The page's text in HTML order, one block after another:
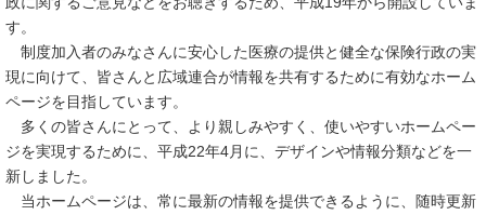
す。
制度加入者のみなさんに安心した医療の提供と健全な保険行政の実
現に向けて、皆さんと広域連合が情報を共有するために有効なホーム
ページを目指しています。
多くの皆さんにとって、より親しみやすく、使いやすいホームペー
ジを実現するために、平成22年4月に、デザインや情報分類などを一
新しました。
当ホームページは、常に最新の情報を提供できるように、随時更新